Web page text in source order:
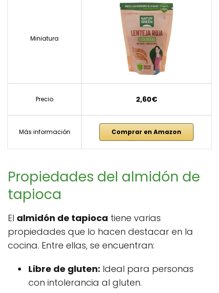
Miniatura
Precio 2,60€
Más información Comprar en Amazon
Propiedades del almidón de
tapioca
El almidón de tapioca tiene varias
propiedades que lo hacen destacar en la
cocina. Entre ellas, se encuentran:
Libre de gluten: Ideal para personas
con intolerancia al gluten.